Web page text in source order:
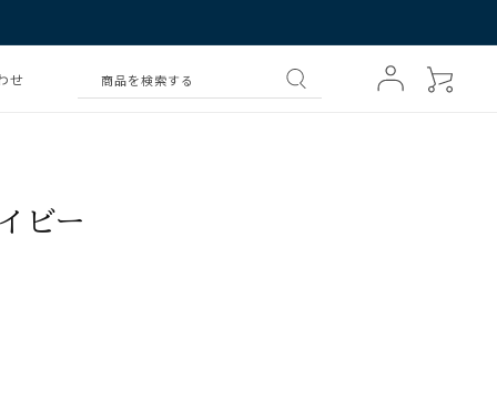
せ 商品を検索する
グ
カ
ー
ビー